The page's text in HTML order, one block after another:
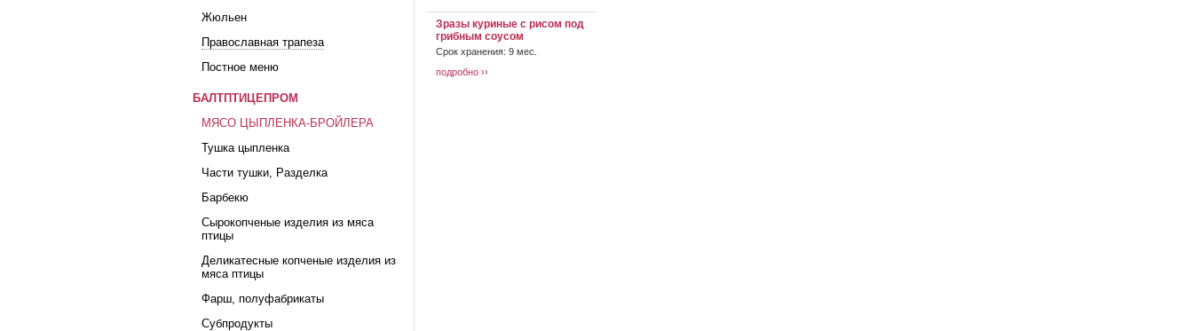
Жюльен
Православная трапеза
Постное меню
БАЛТПТИЦЕПРОМ
МЯСО ЦЫПЛЕНКА-БРОЙЛЕРА
Тушка цыпленка
Части тушки, Разделка
Барбекю
Сырокопченые изделия из мяса
птицы
Деликатесные копченые изделия из
мяса птицы
Фарш, полуфабрикаты
Субпродукты
Зразы куриные с рисом под
грибным соусом
Срок хранения: 9 мес.
подробно